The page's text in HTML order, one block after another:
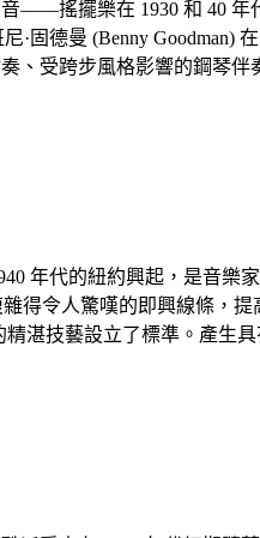
——搖擺樂在 1930 和 40 年
·固德曼 (Benny
、受跨步風格影響的鋼琴
年代的紐約興起，是音樂家
得令人驚嘆的即興線條，
精湛技藝設立了標準。產生